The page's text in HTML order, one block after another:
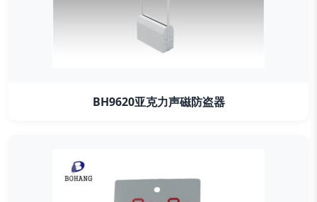
BH9620亚克力声磁防盗器